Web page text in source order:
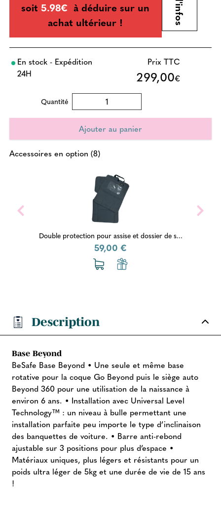
soit5.98€ à déduire sur un
achat ultérieur !
En stock - Expédition
24H
Prix TTC
299,00€
Quantité
Accessoires en option (8)
Double protection pour assise et dossier de s...
59,00 €
Description
Base Beyond
BeSafe Base Beyond • Une seule et même base
rotative pour la coque Go Beyond puis le siège auto
Beyond 360 pour une utilisation de la naissance à
environ 6 ans. • Installation avec Universal Level
Technology™ : un niveau à bulle permettant une
installation parfaite peu importe le type d’inclinaison
des banquettes de voiture. • Barre anti-rebond
ajustable sur 3 positions pour plus d’espace •
Matériaux uniques, plus légers et résistants pour un
poids ultra léger de 5kg et une durée de vie de 15 ans
!